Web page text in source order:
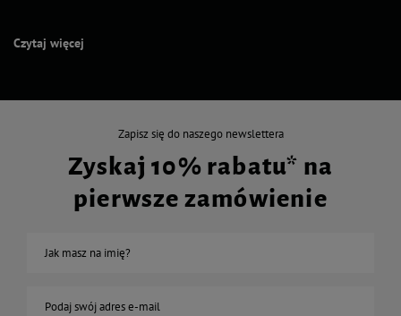
Czytaj więcej
Zapisz się do naszego newslettera
Zyskaj 10% rabatu* na
pierwsze zamówienie
Jak masz na imię?
Podaj swój adres e-mail